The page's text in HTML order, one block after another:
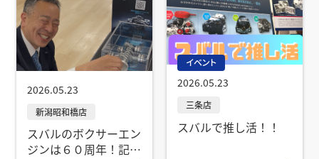
2026.05.23
スバルのボクサーエン
ジンは６０周年！記念
イベント
2026.05.23
スバルで推し活！！